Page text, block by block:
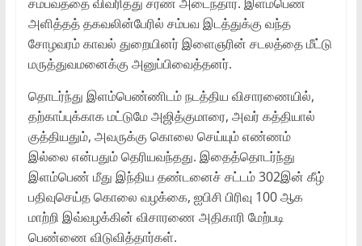
அளித்தத் தகவலின்பேரில் சம்பவ இடத்துக்கு வந்த
சோழவரம் காவல் துறையினர் இளைஞரின் சடலத்தை மீட்டு
மருத்துவமனைக்கு அனுப்பிவைத்தனர்.
தொடர்ந்து இளம்பெண்ணிடம் நடத்திய விசாரணையில்,
தற்காப்புக்காக மட்டுமே அஜித்குமாரை, அவர் கத்தியால்
குத்தியதும், அவருக்கு கொலை செய்யும் எண்ணம்
இல்லை என்பதும் தெரியவந்தது. இதைத்தொடர்ந்து
இளம்பெண் மீது இந்திய தண்டனைச் சட்டம் 302இன் கீழ்
பதிவுசெய்த கொலை வழக்கை, ஐபிசி பிரிவு 100 ஆக
மாற்றி இவ்வழக்கின் விசாரணை அதிகாரி மேற்படி
பெண்ணை விடுவித்தார்கள்.